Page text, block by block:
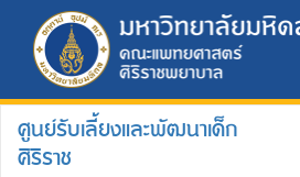
ศูนย์รับเลี้ยงและพัฒนาเด็ก
ศิริราช